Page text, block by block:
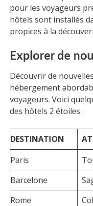
pour les voyageurs
hôtels sont installés
propices à la
Explorer de
Découvrir de
hébergement
voyageurs. Voici
des hôtels 2 étoiles :
DESTINATION
Paris
Barcelone
Rome